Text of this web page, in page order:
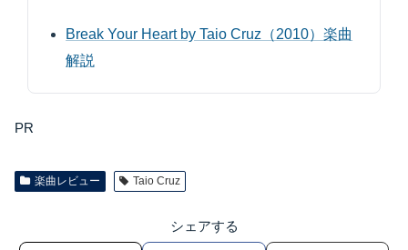
Break Your Heart by Taio Cruz（2010）楽曲
解説
PR
楽曲レビュー Taio Cruz
シェアする